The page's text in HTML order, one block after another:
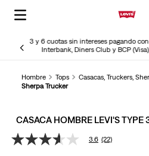
3 y 6 cuotas sin intereses pagando
Interbank, Diners Club y BCP
Hombre Tops Casacas, Truckers,
Sherpa Trucker
CASACA HOMBRE LEVI'S TYPE
3.6
3.6 (22)